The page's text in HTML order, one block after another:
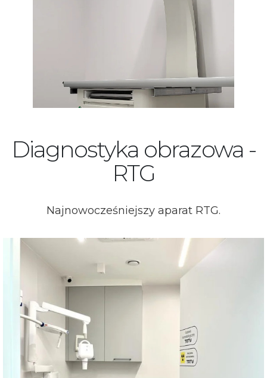
Diagnostyka obrazowa -
RTG
Najnowocześniejszy aparat RTG.